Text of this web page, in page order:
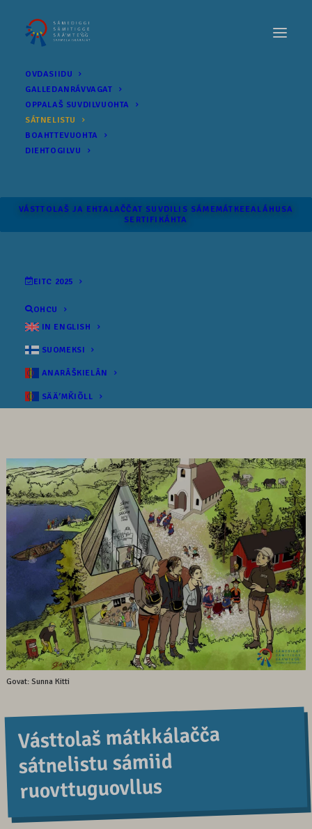
OVDASIIDU
GALLEDANRÁVVAGAT
OPPALAŠ SUVDILVUOHTA
SÁTNELISTU
BOAHTTEVUOHTA
DIEHTOGILVU
VÁSTTOLAŠ JA EHTALAČČAT SUVDILIS SÁME­MÁTKEEALÁHUSA
SERTIFIKÁHTA
EITC 2025
OHCU
IN ENGLISH
SUOMEKSI
ANARÂŠKIELÂN
SÄÄʹMǨIÕLL
Govat: Sunna Kitti
Vásttolaš mátkkálačča
sátnelistu sámiid
ruovttuguovllus